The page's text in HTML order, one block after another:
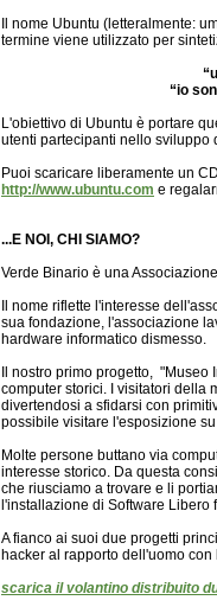
Il nome Ubuntu (letteralmente:
termine viene utilizzato per
“io
L'obiettivo di Ubuntu è portare
utenti partecipanti nello sviluppo
Puoi scaricare liberamente un
http://www.ubuntu.com e
...E NOI, CHI SIAMO?
Verde Binario è una
Il nome riflette l'interesse
sua fondazione, l'associazione
hardware informatico dismesso.
Il nostro primo progetto,
computer storici. I visitatori della
divertendosi a sfidarsi con
possibile visitare l'esposizione
Molte persone buttano via
interesse storico. Da questa
che riusciamo a trovare e li
l'installazione di Software
A fianco ai suoi due progetti
hacker al rapporto dell'uomo
scarica il volantino distribuito